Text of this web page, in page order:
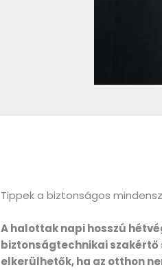
Tippek a biztonságos
A halottak napi hosszú
biztonságtechnikai szakértő
elkerülhetők, ha az otthon